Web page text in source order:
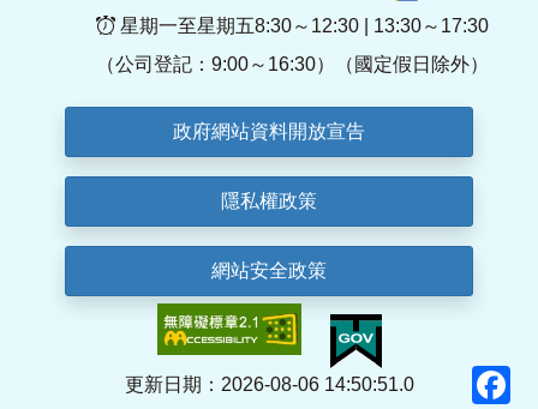
星期一至星期五8:30～12:30 | 13:30～17:30
（公司登記：9:00～16:30）（國定假日除外）
政府網站資料開放宣告
隱私權政策
網站安全政策
更新日期：2026-08-06 14:50:51.0